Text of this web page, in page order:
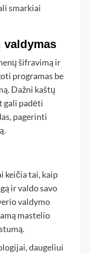
smarkiai
valdymas
šifravimą ir
programas be
Dažni kaštų
gali padėti
pagerinti
keičia tai, kaip
ir valdo savo
valdymo
mastelio
daugeliui